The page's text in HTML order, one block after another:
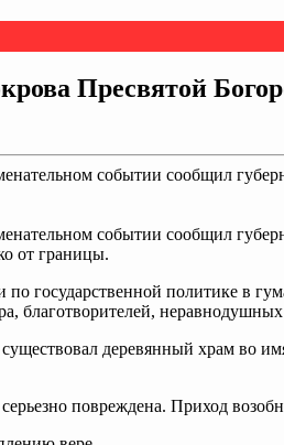
Пресвятой
событии сообщил
событии сообщил
от границы.
государственной политике в
благотворителей,
деревянный храм во
повреждена. Приход